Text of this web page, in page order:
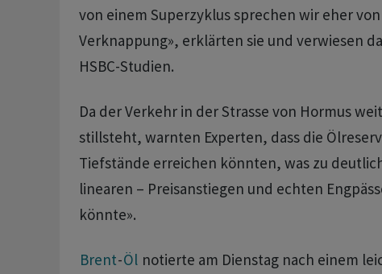
von einem Superzyklus sprechen wir eher
Verknappung», erklärten sie und verwiesen
HSBC-Studien.
Da der Verkehr in der Strasse von Hormus
stillsteht, warnten Experten, dass die
Tiefstände erreichen könnten, was zu
linearen – Preisanstiegen und echten
könnte».
Brent-Öl notierte am Dienstag nach einem